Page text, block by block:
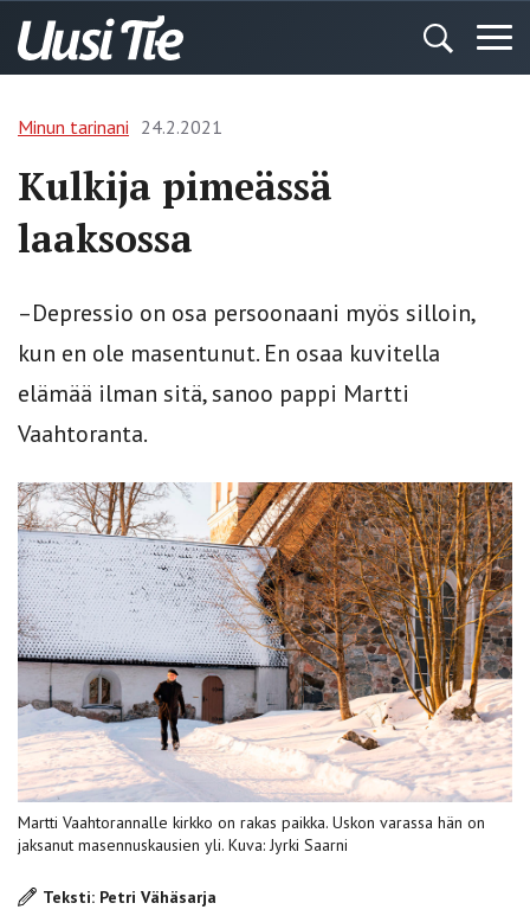
Minun tarinani 24.2.2021
Kulkija pimeässä
laaksossa
–Depressio on osa persoonaani myös silloin,
kun en ole masentunut. En osaa kuvitella
elämää ilman sitä, sanoo pappi Martti
Vaahtoranta.
Martti Vaahtorannalle kirkko on rakas paikka. Uskon varassa hän on
jaksanut masennuskausien yli. Kuva: Jyrki Saarni
Teksti: Petri Vähäsarja